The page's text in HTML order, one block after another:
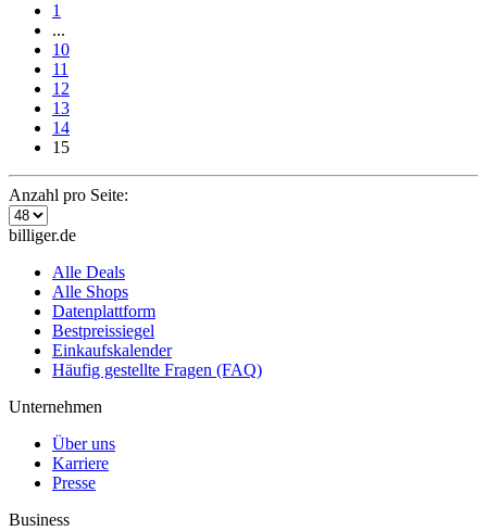
1
...
10
11
12
13
14
15
Anzahl pro Seite:
billiger.de
Alle Deals
Alle Shops
Datenplattform
Bestpreissiegel
Einkaufskalender
Häufig gestellte Fragen (FAQ)
Unternehmen
Über uns
Karriere
Presse
Business